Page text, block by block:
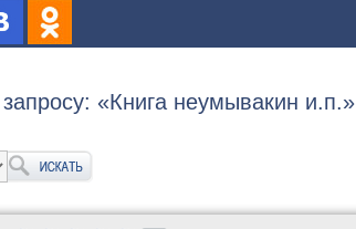
«Книга неумывакин и.п.»